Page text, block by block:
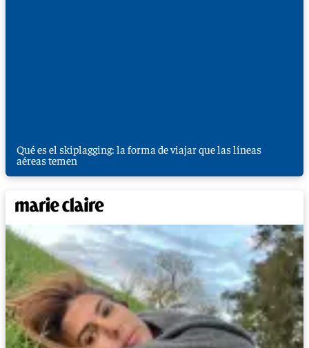
Qué es el skiplagging: la forma de viajar que las líneas
aéreas temen